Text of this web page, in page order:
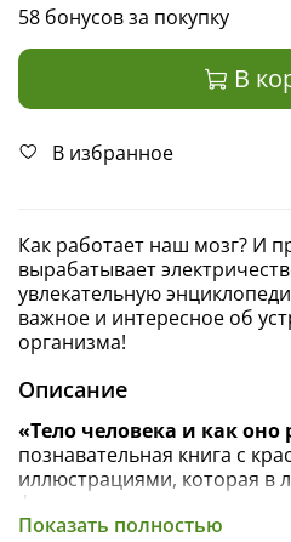
58 бонусов за покупку
В
В избранное
Как работает наш мозг? И
вырабатывает
увлекательную
важное и интересное об
организма!
Описание
«Тело человека и как оно
познавательная книга с
иллюстрациями, которая в
форме расскажет
Интересные факты,
Показать полностью